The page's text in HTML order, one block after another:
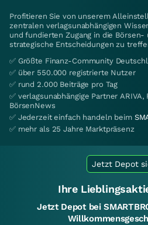
Profitieren Sie von unserem
zentralen verlagsunabhängigen
und fundierten Zugang in die
strategische Entscheidungen zu
✅ Größte Finanz-Community
✅ über 550.000 registrierte Nutzer
✅ rund 2.000 Beiträge pro Tag
✅ verlagsunabhängige Partner
BörsenNews
✅ Jederzeit einfach handeln beim
✅ mehr als 25 Jahre Marktpräsenz
Jetzt Depot
Ihre
Jetzt Depot bei